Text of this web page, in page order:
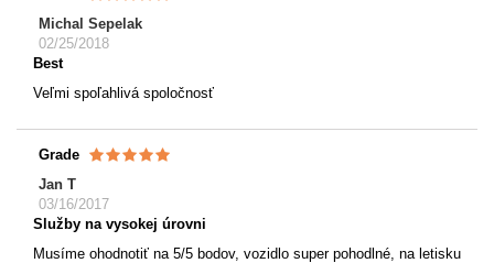
Michal Sepelak
02/25/2018
Best
Veľmi spoľahlivá spoločnosť
Grade
Jan T
03/16/2017
Služby na vysokej úrovni
Musíme ohodnotiť na 5/5 bodov, vozidlo super pohodlné, na letisku